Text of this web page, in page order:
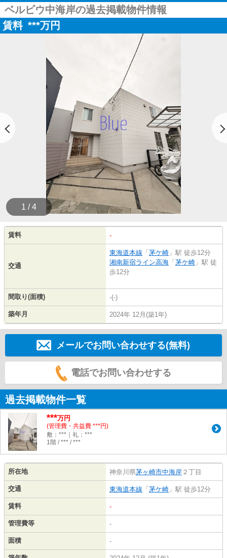
ベルビウ中海岸の過去掲載物件情報
賃料 ***万円
1 / 4
賃料 -
交通
東海道本線 「 茅ケ崎 」駅 徒歩12分
湘南新宿ライン高海 「 茅ケ崎 」駅 徒
歩12分
間取り(面積) -(-)
築年月 2024年 12月(築1年)
メールでお問い合わせする(無料)
電話でお問い合わせする
過去掲載物件一覧
***万円
(管理費・共益費 ***円)
敷：***｜礼：***
1階 / *** / ***
所在地 神奈川県茅ヶ崎市中海岸 ２丁目
交通 東海道本線 「 茅ケ崎 」駅 徒歩12分
賃料 -
管理費等 -
面積 -